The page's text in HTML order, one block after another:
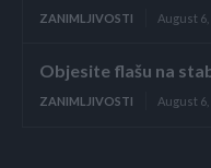
ZANIMLJIVOSTI August 6,
Objesite flašu na
ZANIMLJIVOSTI August 6,